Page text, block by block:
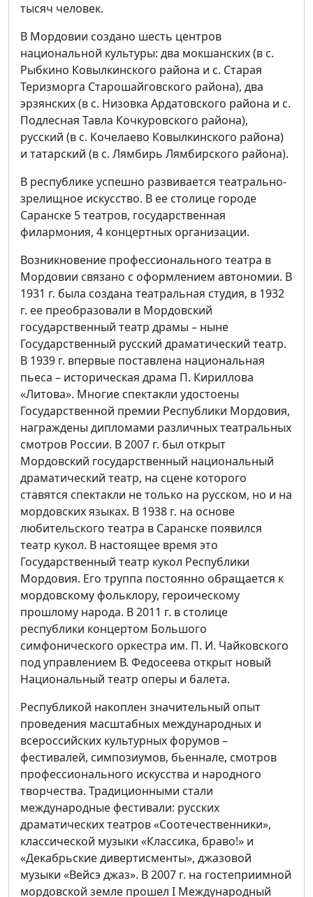
тысяч человек.
В Мордовии создано шесть центров
национальной культуры: два мокшанских (в с.
Рыбкино Ковылкинского района и с. Старая
Теризморга Старошайговского района), два
эрзянских (в с. Низовка Ардатовского района и с.
Подлесная Тавла Кочкуровского района),
русский (в с. Кочелаево Ковылкинского района)
и татарский (в с. Лямбирь Лямбирского района).
В республике успешно развивается театрально-
зрелищное искусство. В ее столице городе
Саранске 5 театров, государственная
филармония, 4 концертных организации.
Возникновение профессионального театра в
Мордовии связано с оформлением автономии. В
1931 г. была создана театральная студия, в 1932
г. ее преобразовали в Мордовский
государственный театр драмы – ныне
Государственный русский драматический театр.
В 1939 г. впервые поставлена национальная
пьеса – историческая драма П. Кириллова
«Литова». Многие спектакли удостоены
Государственной премии Республики Мордовия,
награждены дипломами различных театральных
смотров России. В 2007 г. был открыт
Мордовский государственный национальный
драматический театр, на сцене которого
ставятся спектакли не только на русском, но и на
мордовских языках. В 1938 г. на основе
любительского театра в Саранске появился
театр кукол. В настоящее время это
Государственный театр кукол Республики
Мордовия. Его труппа постоянно обращается к
мордовскому фольклору, героическому
прошлому народа. В 2011 г. в столице
республики концертом Большого
симфонического оркестра им. П. И. Чайковского
под управлением В. Федосеева открыт новый
Национальный театр оперы и балета.
Республикой накоплен значительный опыт
проведения масштабных международных и
всероссийских культурных форумов –
фестивалей, симпозиумов, бьеннале, смотров
профессионального искусства и народного
творчества. Традиционными стали
международные фестивали: русских
драматических театров «Соотечественники»,
классической музыки «Классика, браво!» и
«Декабрьские дивертисменты», джазовой
музыки «Вейсэ джаз». В 2007 г. на гостеприимной
мордовской земле прошел I Международный